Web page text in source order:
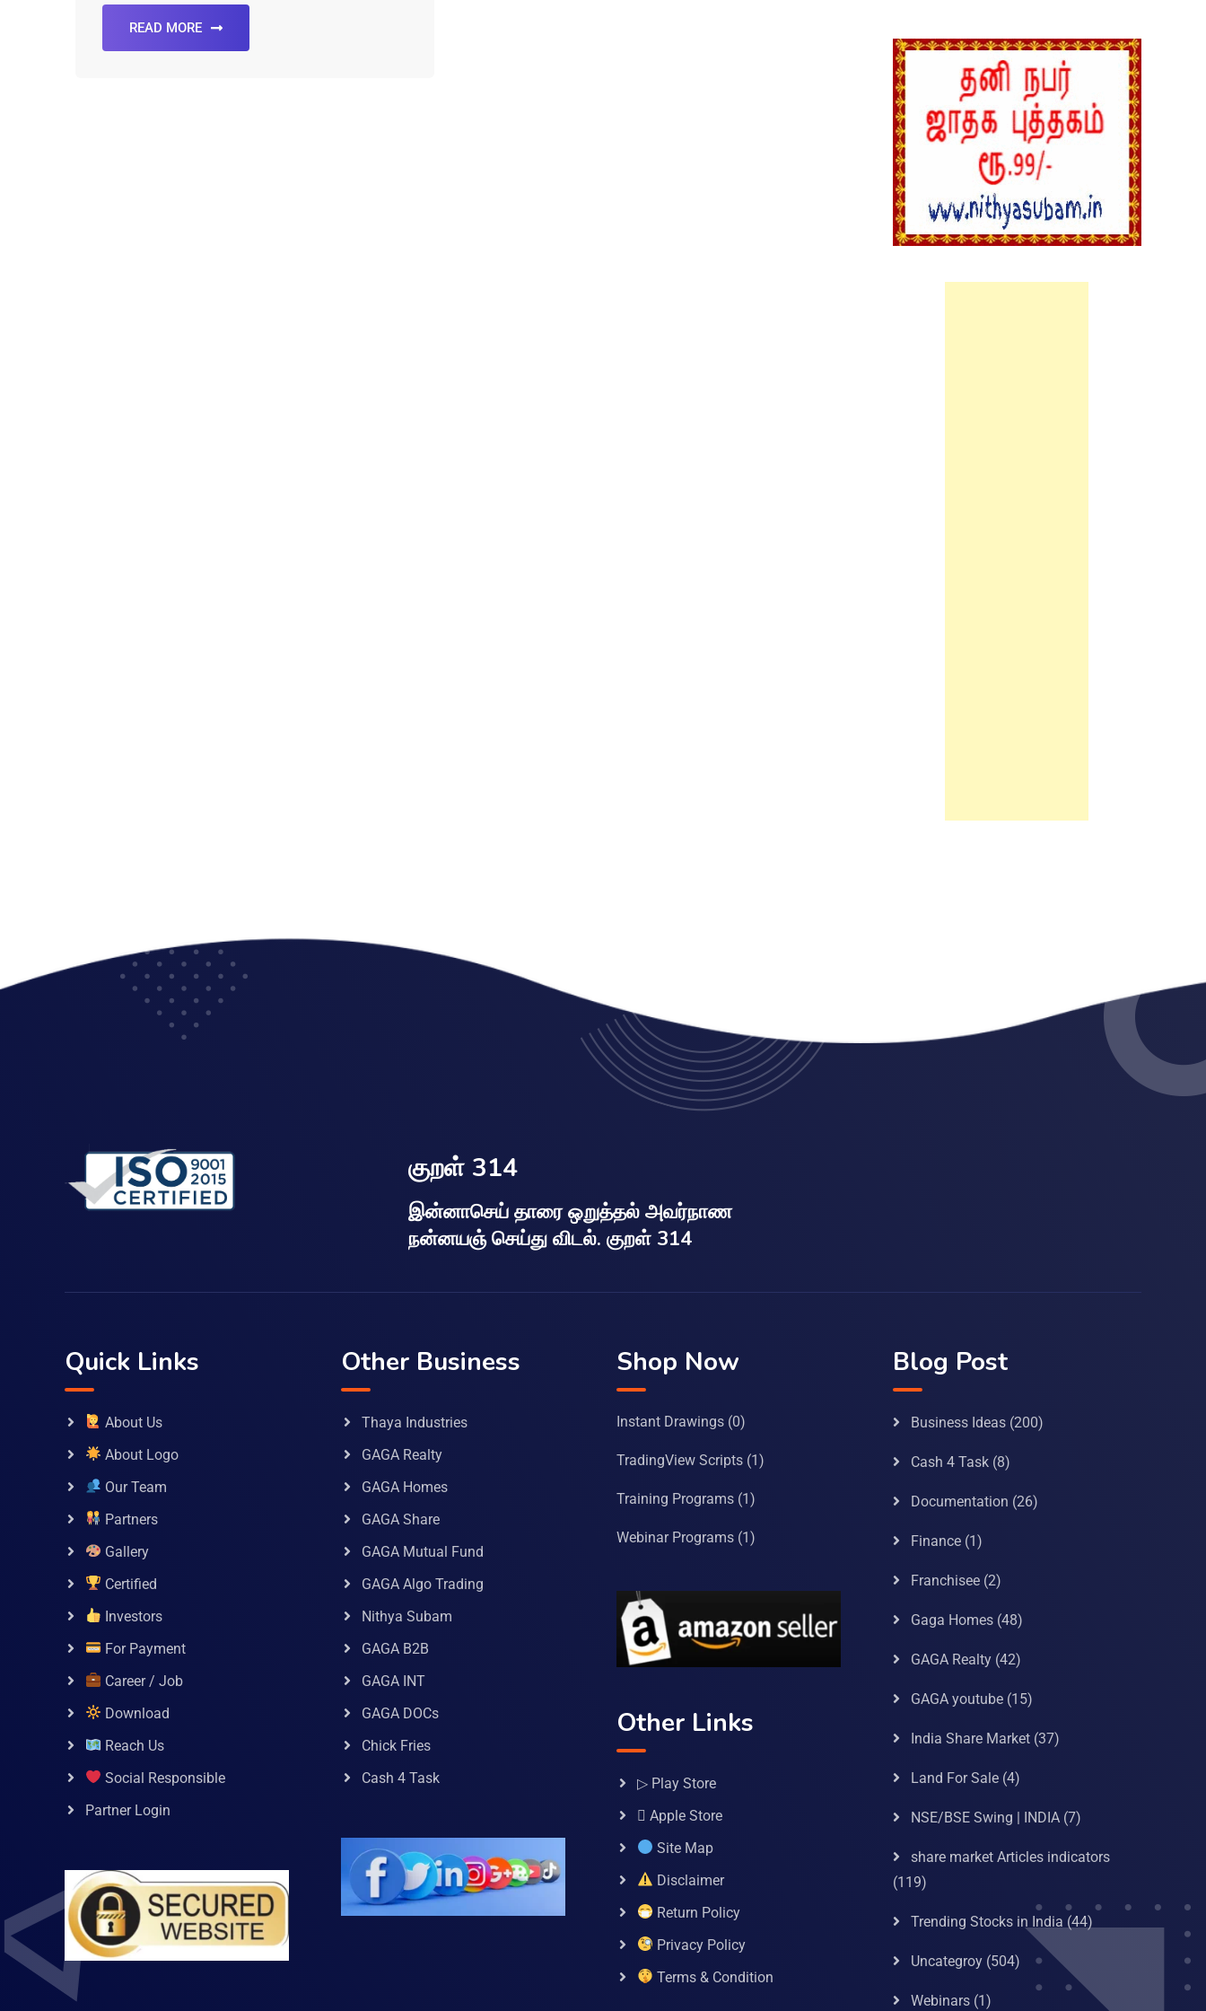
READ MORE
குறள் 314
இன்னாசெய் தாரை ஒறுத்தல் அவர்நாண
நன்னயஞ் செய்து விடல். குறள் 314
Quick Links
About Us
About Logo
Our Team
Partners
Gallery
Certified
Investors
For Payment
Career / Job
Download
Reach Us
Social Responsible
Partner Login
Other Business
Thaya Industries
GAGA Realty
GAGA Homes
GAGA Share
GAGA Mutual Fund
GAGA Algo Trading
Nithya Subam
GAGA B2B
GAGA INT
GAGA DOCs
Chick Fries
Cash 4 Task
Shop Now
Instant Drawings (0)
TradingView Scripts (1)
Training Programs (1)
Webinar Programs (1)
Other Links
▷ Play Store
 Apple Store
Site Map
Disclaimer
Return Policy
Privacy Policy
Terms & Condition
Blog Post
Business Ideas(200)
Cash 4 Task(8)
Documentation (26)
Finance(1)
Franchisee(2)
Gaga Homes(48)
GAGA Realty(42)
GAGA youtube(15)
India Share Market(37)
Land For Sale(4)
NSE/BSE Swing | INDIA(7)
share market Articles indicators
(119)
Trending Stocks in India (44)
Uncategroy(504)
Webinars(1)